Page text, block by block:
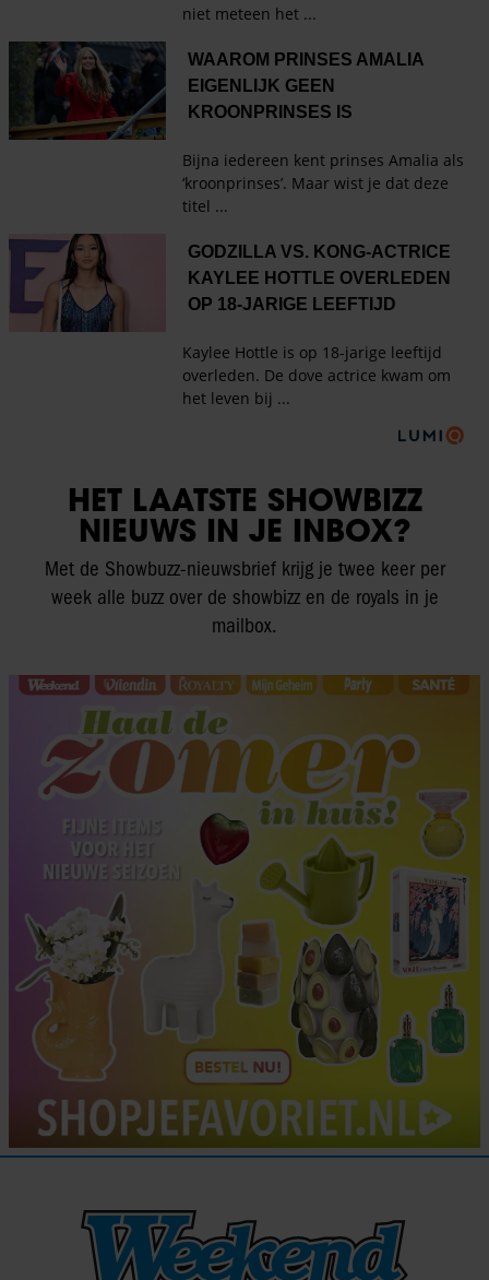
HET LAATSTE SHOWBIZZ
NIEUWS IN JE INBOX?
Met de Showbuzz-nieuwsbrief krijg je twee keer per
week alle buzz over de showbizz en de royals in je
mailbox.